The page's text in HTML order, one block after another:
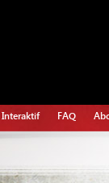
Interaktif FAQ